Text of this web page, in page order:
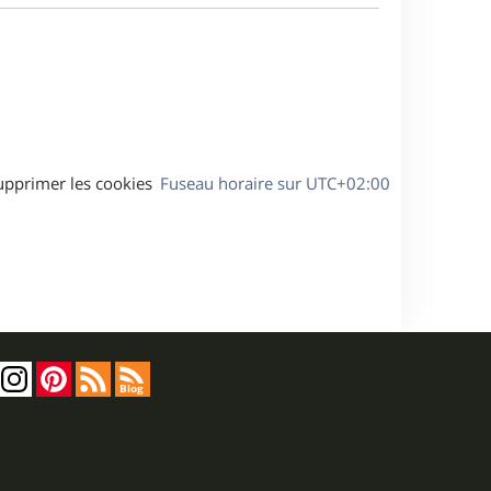
Fuseau horaire sur UTC+02:00
les cookies